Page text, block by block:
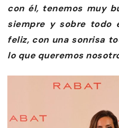
con él, tenemos muy
siempre y sobre todo
feliz, con una sonrisa
lo que queremos